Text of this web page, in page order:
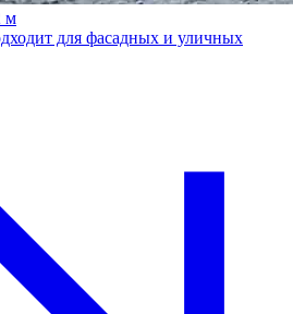
м
для фасадных и уличных